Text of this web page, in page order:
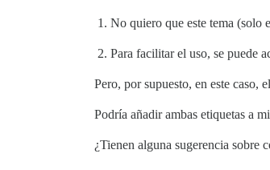
No quiero que este tema (solo
Para facilitar el uso, se puede
Pero, por supuesto, en este caso,
Podría añadir ambas etiquetas a
¿Tienen alguna sugerencia sobre